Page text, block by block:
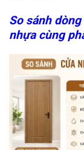
So sánh dòng
nhựa cùng